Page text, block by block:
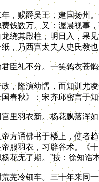
赐爵吴王，建国扬州。
钱数万。又：渥晨视事
绕其殿柱，明日入，果
，乃西宫太夫人史氏教
礼不分。一笑鹑衣苍鹘
隆演幼懦，而知训尤凌
春秋》：宋齐邱密言于
羽衣新。杨花飘落浑如
诵佛书于楼上，使者趋
服羽衣，习辟谷术。《
花无了期。”按：徐知诰
冷钿车。三十年来同一